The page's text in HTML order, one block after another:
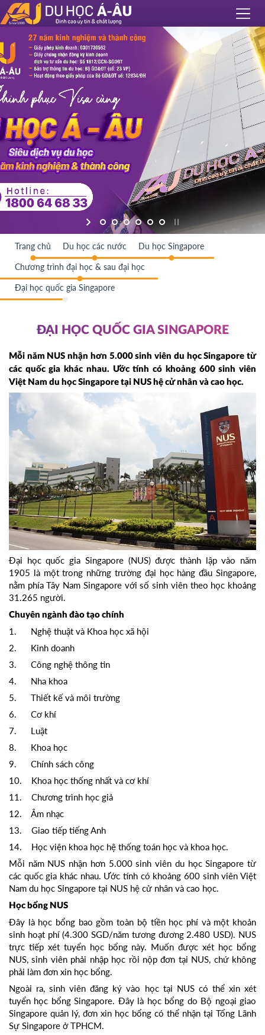
Trang chủ Du học các nước Du học Singapore
Chương trình đại học & sau đại học
Đại học quốc gia Singapore
ĐẠI HỌC QUỐC GIA SINGAPORE
Mỗi năm NUS nhận hơn 5.000 sinh viên du học Singapore từ
các quốc gia khác nhau. Ước tính có khoảng 600 sinh viên
Việt Nam du học Singapore tại NUS hệ cử nhân và cao học.
Đại học quốc gia Singapore (NUS) được thành lập vào năm
1905 là một trong những trường đại học hàng đầu Singapore,
nằm phía Tây Nam Singapore với số sinh viên theo học khoảng
31.265 người.
Chuyên ngành đào tạo chính
1. Nghệ thuật và Khoa học xã hội
2. Kinh doanh
3. Công nghệ thông tin
4. Nha khoa
5. Thiết kế và môi trường
6. Cơ khí
7. Luật
8. Khoa học
9. Chính sách công
10. Khoa học thống nhất và cơ khí
11. Chương trình học giả
12. Âm nhạc
13. Giao tiếp tiếng Anh
14. Học viện khoa học hệ thống toán học và khoa học.
Mỗi năm NUS nhận hơn 5.000 sinh viên du học Singapore từ
các quốc gia khác nhau. Ước tính có khoảng 600 sinh viên Việt
Nam du học Singapore tại NUS hệ cử nhân và cao học.
Học bổng NUS
Đây là học bổng bao gồm toàn bộ tiền học phí và một khoản
sinh hoạt phí (4.300 SGD/năm tương đương 2.480 USD). NUS
trực tiếp xét tuyển học bổng này. Muốn được xét học bổng
NUS, sinh viên phải nhập học rồi nộp đơn tại NUS, chứ không
phải làm đơn xin học bổng.
Ngoài ra, sinh viên đăng ký vào học tại NUS có thể xin xét
tuyển học bổng Singapore. Đây là học bổng do Bộ ngoại giao
Singapore quản lý, đơn xin học bổng có thể nhận tại Tổng Lãnh
Sự Singapore ở TPHCM.